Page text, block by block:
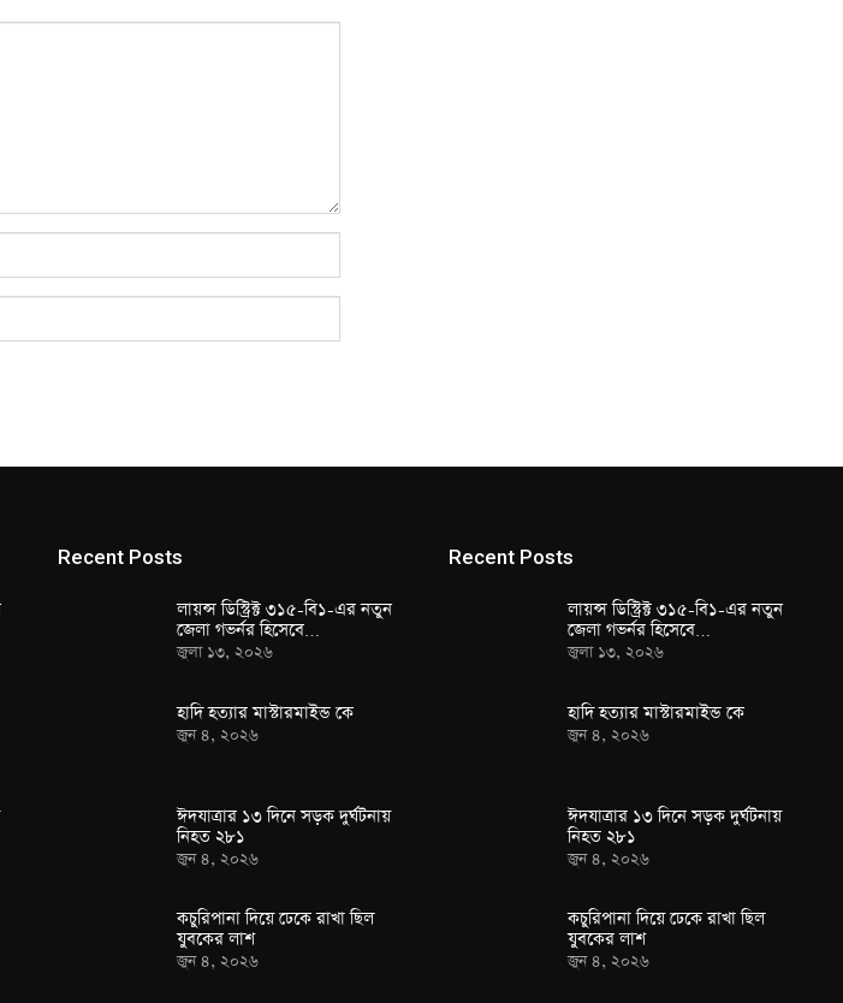
Recent Posts
লায়ন্স ডিস্ট্রিক্ট ৩১৫-বি১-এর নতুন
জেলা গভর্নর হিসেবে…
জুলা ১৩, ২০২৬
হাদি হত্যার মাস্টারমাইন্ড কে
জুন ৪, ২০২৬
ঈদযাত্রার ১৩ দিনে সড়ক দুর্ঘটনায়
নিহত ২৮১
জুন ৪, ২০২৬
কচুরিপানা দিয়ে ঢেকে রাখা ছিল
যুবকের লাশ
জুন ৪, ২০২৬
Recent Posts
লায়ন্স ডিস্ট্রিক্ট ৩১৫-বি১-এর নতুন
জেলা গভর্নর হিসেবে…
জুলা ১৩, ২০২৬
হাদি হত্যার মাস্টারমাইন্ড কে
জুন ৪, ২০২৬
ঈদযাত্রার ১৩ দিনে সড়ক দুর্ঘটনায়
নিহত ২৮১
জুন ৪, ২০২৬
কচুরিপানা দিয়ে ঢেকে রাখা ছিল
যুবকের লাশ
জুন ৪, ২০২৬